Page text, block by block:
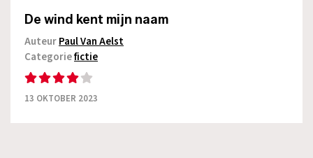
De wind kent mijn naam
AuteurPaul Van Aelst
Categoriefictie
13 OKTOBER 2023